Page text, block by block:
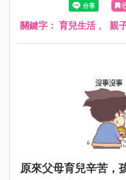
關鍵字： 育兒生活、 親
原來父母育兒辛苦，